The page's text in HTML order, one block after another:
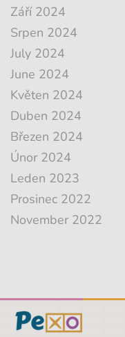
Září 2024
Srpen 2024
July 2024
June 2024
Květen 2024
Duben 2024
Březen 2024
Únor 2024
Leden 2023
Prosinec 2022
November 2022